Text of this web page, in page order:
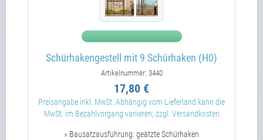
Schürhakengestell mit 9 Schürhaken (H0)
Artikelnummer: 3440
17,80 €
Preisangabe inkl. MwSt. Abhängig vom Lieferland kann die
MwSt. im Bezahlvorgang variieren; zzgl. Versandkosten
» Bausatzausführung: geätzte Schürhaken